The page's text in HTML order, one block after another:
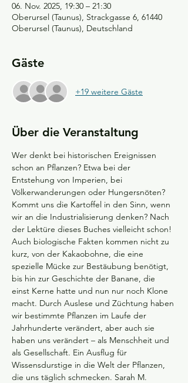
06. Nov. 2025, 19:30 – 21:30
Oberursel (Taunus), Strackgasse 6, 61440
Oberursel (Taunus), Deutschland
Gäste
+19 weitere Gäste
Über die Veranstaltung
Wer denkt bei historischen Ereignissen
schon an Pflanzen? Etwa bei der
Entstehung von Imperien, bei
Völkerwanderungen oder Hungersnöten?
Kommt uns die Kartoffel in den Sinn, wenn
wir an die Industrialisierung denken? Nach
der Lektüre dieses Buches vielleicht schon!
Auch biologische Fakten kommen nicht zu
kurz, von der Kakaobohne, die eine
spezielle Mücke zur Bestäubung benötigt,
bis hin zur Geschichte der Banane, die
einst Kerne hatte und nun nur noch Klone
macht. Durch Auslese und Züchtung haben
wir bestimmte Pflanzen im Laufe der
Jahrhunderte verändert, aber auch sie
haben uns verändert – als Menschheit und
als Gesellschaft. Ein Ausflug für
Wissensdurstige in die Welt der Pflanzen,
die uns täglich schmecken. Sarah M.